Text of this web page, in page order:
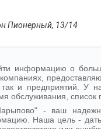
Пионерный, 13/14
информацию о
так и предприятий.
обслуживания, список
- ваш
Наша цель -